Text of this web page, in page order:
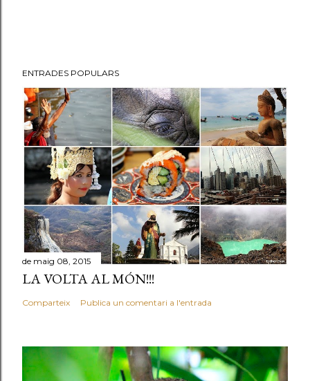
ENTRADES POPULARS
de maig 08, 2015
LA VOLTA AL MÓN!!!
Comparteix Publica un comentari a l'entrada